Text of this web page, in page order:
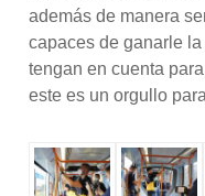
además de manera
capaces de ganarle
tengan en cuenta
este es un orgullo